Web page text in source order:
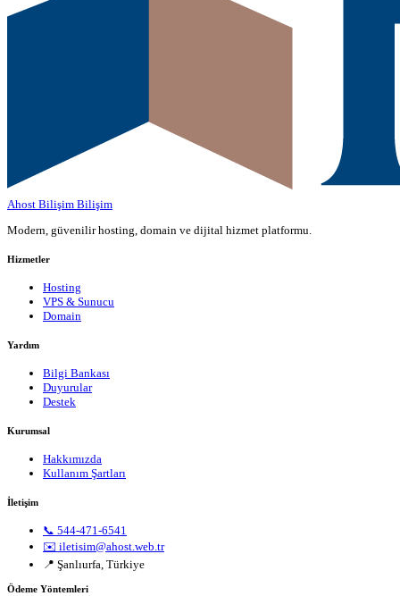
Ahost Bilişim Bilişim
Modern, güvenilir hosting, domain ve dijital hizmet platformu.
Hizmetler
Hosting
VPS & Sunucu
Domain
Yardım
Bilgi Bankası
Duyurular
Destek
Kurumsal
Hakkımızda
Kullanım Şartları
İletişim
📞 544-471-6541
✉️ iletisim@ahost.web.tr
📍 Şanlıurfa, Türkiye
Ödeme Yöntemleri